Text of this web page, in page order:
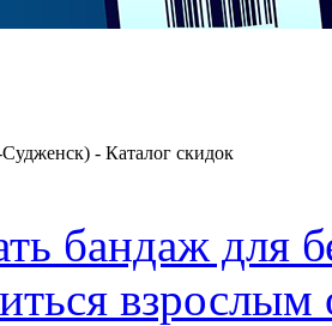
- Каталог скидок
бандаж для